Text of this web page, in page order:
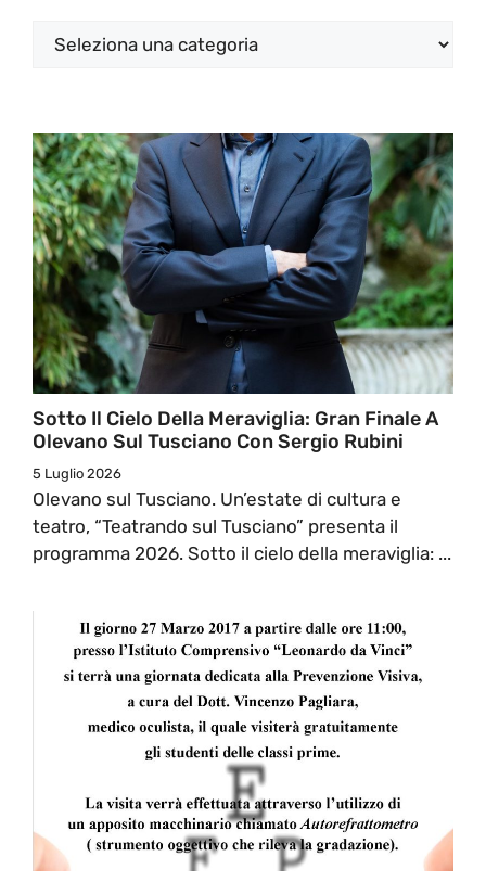
Categorie
Sotto Il Cielo Della Meraviglia: Gran Finale A
Olevano Sul Tusciano Con Sergio Rubini
5 Luglio 2026
Olevano sul Tusciano. Un’estate di cultura e
teatro, “Teatrando sul Tusciano” presenta il
programma 2026. Sotto il cielo della meraviglia: ...